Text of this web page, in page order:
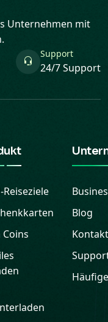
Unternehmen mit
Support
24/7 Support
Reiseziele
Coins
Blog
Kontakt